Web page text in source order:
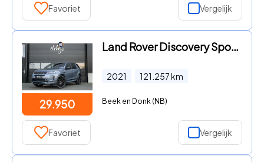
Favoriet Vergelijk
29.950
Land Rover Discovery Sport - P300e 1.5 R-Dynamic 309PK|360Camera|21inch|ACC
2021 121.257km
Beek en Donk (NB)
Favoriet Vergelijk